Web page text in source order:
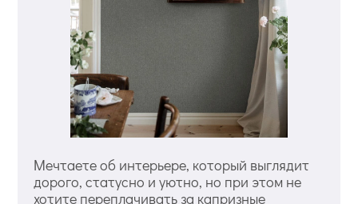
Мечтаете об интерьере, который выглядит
дорого, статусно и уютно, но при этом не
хотите переплачивать за капризные